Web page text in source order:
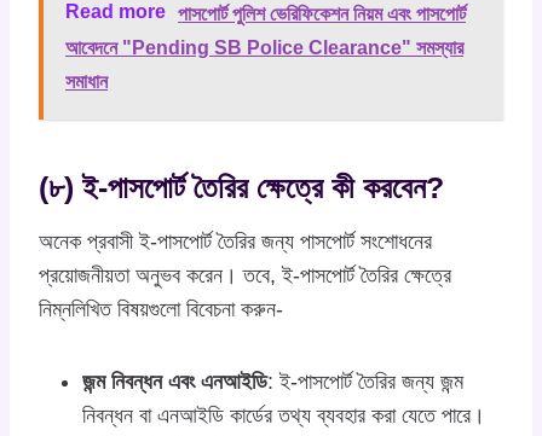
Read more পাসপোর্ট পুলিশ ভেরিফিকেশন নিয়ম এবং পাসপোর্ট
আবেদনে "Pending SB Police Clearance" সমস্যার
সমাধান
(৮) ই-পাসপোর্ট তৈরির ক্ষেত্রে কী করবেন?
অনেক প্রবাসী ই-পাসপোর্ট তৈরির জন্য পাসপোর্ট সংশোধনের
প্রয়োজনীয়তা অনুভব করেন। তবে, ই-পাসপোর্ট তৈরির ক্ষেত্রে
নিম্নলিখিত বিষয়গুলো বিবেচনা করুন-
জন্ম নিবন্ধন এবং এনআইডি: ই-পাসপোর্ট তৈরির জন্য জন্ম
নিবন্ধন বা এনআইডি কার্ডের তথ্য ব্যবহার করা যেতে পারে।